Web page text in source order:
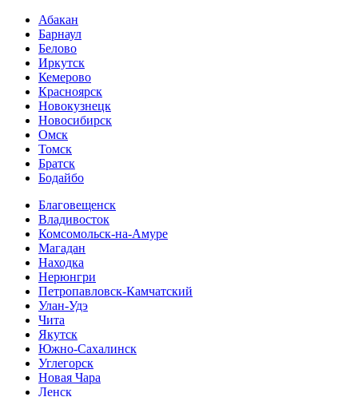
Абакан
Барнаул
Белово
Иркутск
Кемерово
Красноярск
Новокузнецк
Новосибирск
Омск
Томск
Братск
Бодайбо
Благовещенск
Владивосток
Комсомольск-на-Амуре
Магадан
Находка
Нерюнгри
Петропавловск-Камчатский
Улан-Удэ
Чита
Якутск
Южно-Сахалинск
Углегорск
Новая Чара
Ленск